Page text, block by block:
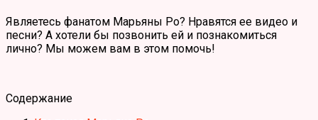
Являетесь фанатом Марьяны Ро? Нравятся ее видео и
песни? А хотели бы позвонить ей и познакомиться
лично? Мы можем вам в этом помочь!
Содержание